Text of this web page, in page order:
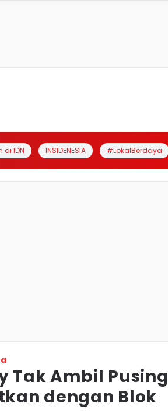
di IDN INSIDENESIA #LokalBerdaya
Tak Ambil Pusing
dengan Blok